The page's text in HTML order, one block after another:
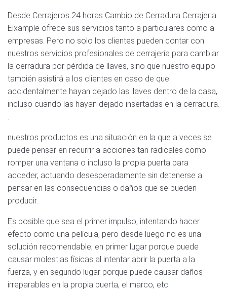
Desde Cerrajeros 24 horas Cambio de Cerradura Cerrajeria
Eixample ofrece sus servicios tanto a particulares como a
empresas. Pero no solo los clientes pueden contar con
nuestros servicios profesionales de cerrajería para cambiar
la cerradura por pérdida de llaves, sino que nuestro equipo
también asistirá a los clientes en caso de que
accidentalmente hayan dejado las llaves dentro de la casa,
incluso cuando las hayan dejado insertadas en la cerradura.
.
nuestros productos es una situación en la que a veces se
puede pensar en recurrir a acciones tan radicales como
romper una ventana o incluso la propia puerta para
acceder, actuando desesperadamente sin detenerse a
pensar en las consecuencias o daños que se pueden
producir.
Es posible que sea el primer impulso, intentando hacer
efecto como una película, pero desde luego no es una
solución recomendable; en primer lugar porque puede
causar molestias físicas al intentar abrir la puerta a la
fuerza, y en segundo lugar porque puede causar daños
irreparables en la propia puerta, el marco, etc.